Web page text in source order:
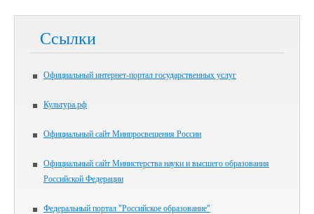
Ссылки
Официальный интернет-портал государственных услуг
Культура.рф
Официальный сайт Минпросвещения России
Официальный сайт Министерства науки и высшего образования
Российской Федерации
Федеральный портал "Российское образование"